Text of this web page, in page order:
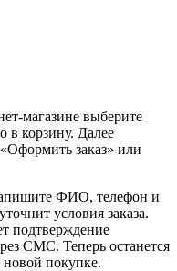
магазине выберите
в корзину. Далее
заказ» или
ФИО, телефон и
условия заказа.
подтверждение
СМС. Теперь останется
новой покупке.